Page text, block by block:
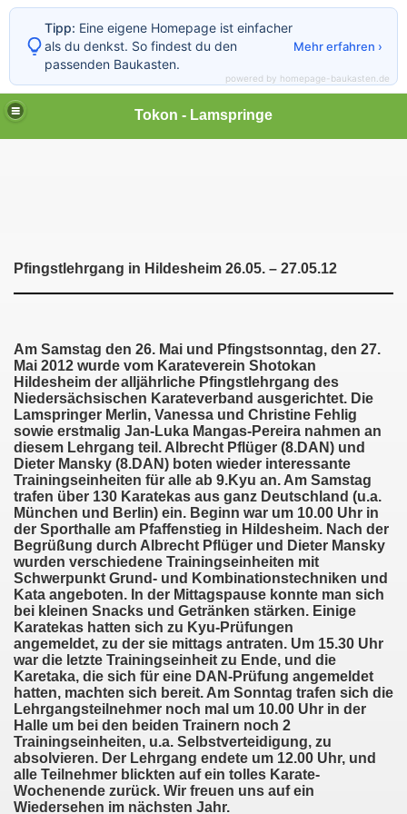
Tokon - Lamspringe
Pfingstlehrgang in Hildesheim 26.05. – 27.05.12
Am Samstag den 26. Mai und Pfingstsonntag, den 27.
Mai 2012 wurde vom Karateverein Shotokan
Hildesheim der alljährliche Pfingstlehrgang des
Niedersächsischen Karateverband ausgerichtet. Die
Lamspringer Merlin, Vanessa und Christine Fehlig
sowie erstmalig Jan-Luka Mangas-Pereira nahmen an
diesem Lehrgang teil. Albrecht Pflüger (8.DAN) und
Dieter Mansky (8.DAN) boten wieder interessante
Trainingseinheiten für alle ab 9.Kyu an. Am Samstag
trafen über 130 Karatekas aus ganz Deutschland (u.a.
München und Berlin) ein. Beginn war um 10.00 Uhr in
der Sporthalle am Pfaffenstieg in Hildesheim. Nach der
Begrüßung durch Albrecht Pflüger und Dieter Mansky
wurden verschiedene Trainingseinheiten mit
Schwerpunkt Grund- und Kombinationstechniken und
Kata angeboten. In der Mittagspause konnte man sich
bei kleinen Snacks und Getränken stärken. Einige
Karatekas hatten sich zu Kyu-Prüfungen
angemeldet, zu der sie mittags antraten. Um 15.30 Uhr
war die letzte Trainingseinheit zu Ende, und die
Karetaka, die sich für eine DAN-Prüfung angemeldet
hatten, machten sich bereit. Am Sonntag trafen sich die
Lehrgangsteilnehmer noch mal um 10.00 Uhr in der
Halle um bei den beiden Trainern noch 2
Trainingseinheiten, u.a. Selbstverteidigung, zu
absolvieren. Der Lehrgang endete um 12.00 Uhr, und
alle Teilnehmer blickten auf ein tolles Karate-
Wochenende zurück. Wir freuen uns auf ein
Wiedersehen im nächsten Jahr.
Tipp: Eine eigene Homepage ist einfacher
als du denkst. So findest du den
passenden Baukasten.
Mehr erfahren ›
powered by homepage-baukasten.de